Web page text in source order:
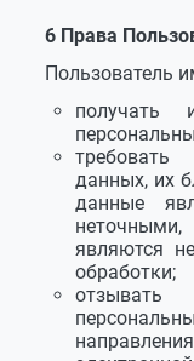
Права
Пользователь
получать
требовать
данных, их
данные
являются
обработки;
отзывать